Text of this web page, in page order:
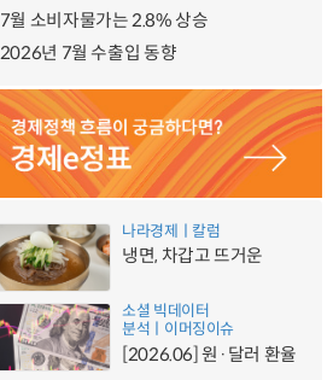
7월 소비자물가는 2.8% 상승
2026년 7월 수출입 동향
나라경제ㅣ칼럼
냉면, 차갑고 뜨거운
소셜 빅데이터
분석ㅣ이머징이슈
[2026.06] 원·달러 환율